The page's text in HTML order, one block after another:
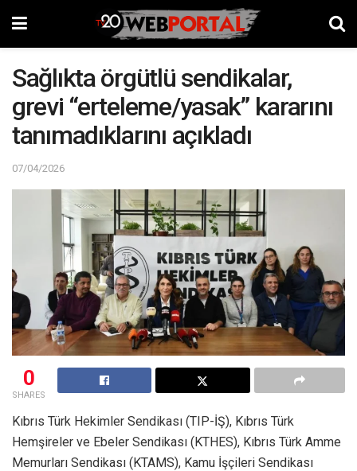
Sağlıkta örgütlü sendikalar,
grevi “erteleme/yasak” kararını
tanımadıklarını açıkladı
07/04/2026
0
SHARES
Kıbrıs Türk Hekimler Sendikası (TIP-İŞ), Kıbrıs Türk
Hemşireler ve Ebeler Sendikası (KTHES), Kıbrıs Türk Amme
Memurları Sendikası (KTAMS), Kamu İşçileri Sendikası